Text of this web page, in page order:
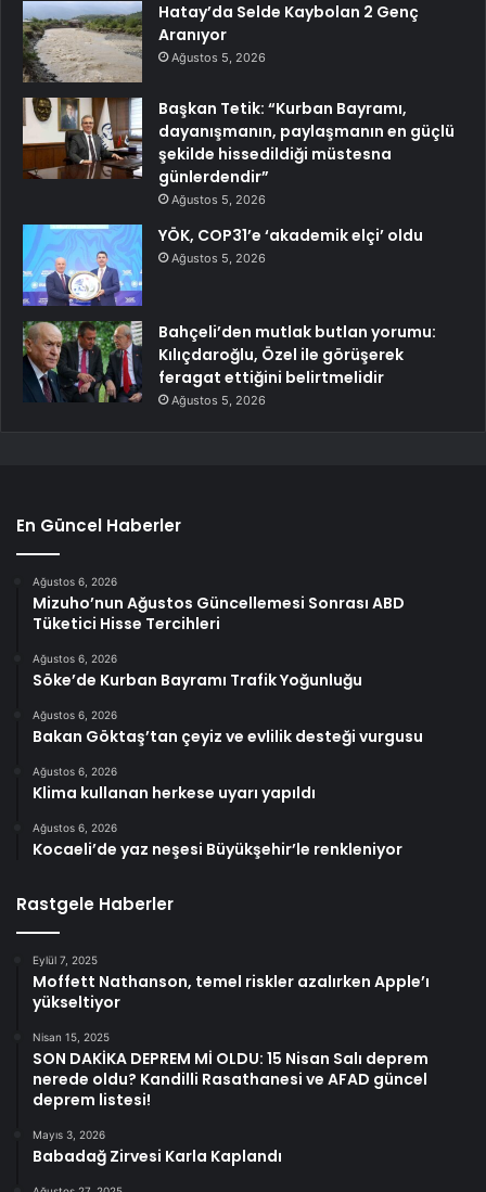
Hatay’da Selde Kaybolan 2 Genç
Aranıyor
Ağustos 5, 2026
Başkan Tetik: “Kurban Bayramı,
dayanışmanın, paylaşmanın en güçlü
şekilde hissedildiği müstesna
günlerdendir”
Ağustos 5, 2026
YÖK, COP31’e ‘akademik elçi’ oldu
Ağustos 5, 2026
Bahçeli’den mutlak butlan yorumu:
Kılıçdaroğlu, Özel ile görüşerek
feragat ettiğini belirtmelidir
Ağustos 5, 2026
En Güncel Haberler
Ağustos 6, 2026
Mizuho’nun Ağustos Güncellemesi Sonrası ABD
Tüketici Hisse Tercihleri
Ağustos 6, 2026
Söke’de Kurban Bayramı Trafik Yoğunluğu
Ağustos 6, 2026
Bakan Göktaş’tan çeyiz ve evlilik desteği vurgusu
Ağustos 6, 2026
Klima kullanan herkese uyarı yapıldı
Ağustos 6, 2026
Kocaeli’de yaz neşesi Büyükşehir’le renkleniyor
Rastgele Haberler
Eylül 7, 2025
Moffett Nathanson, temel riskler azalırken Apple’ı
yükseltiyor
Nisan 15, 2025
SON DAKİKA DEPREM Mİ OLDU: 15 Nisan Salı deprem
nerede oldu? Kandilli Rasathanesi ve AFAD güncel
deprem listesi!
Mayıs 3, 2026
Babadağ Zirvesi Karla Kaplandı